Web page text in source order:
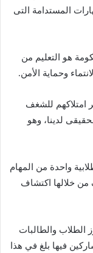
المستدامة التى
هو التعليم من
وحماية الأمن.
امتلاكهم للشغف
لدينا، وهو
واحدة من المهام
من خلالها اكتشاف
الطلاب والطالبات
فيها بلغ في هذا